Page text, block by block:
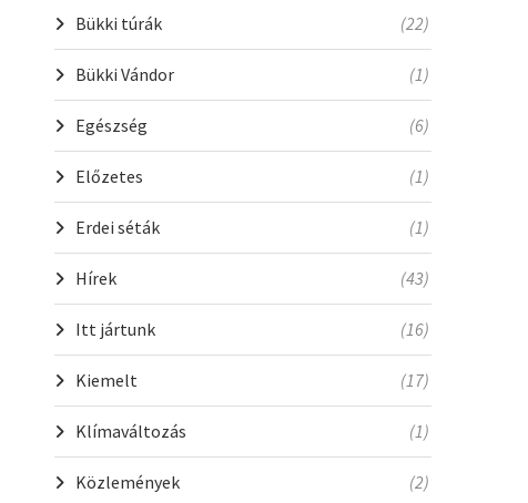
Bükki túrák (22)
Bükki Vándor (1)
Egészség (6)
Előzetes (1)
Erdei séták (1)
Hírek (43)
Itt jártunk (16)
Kiemelt (17)
Klímaváltozás (1)
Közlemények (2)